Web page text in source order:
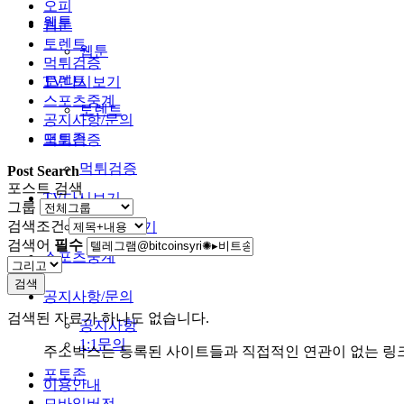
웹툰
웹툰
토렌트
토렌트
먹튀검증
먹튀검증
TV다시보기
TV다시보기
스포츠중계
공지사항/문의
공지사항
1:1문의
포토존
오피
웹툰
토렌트
먹튀검증
TV다시보기
스포츠중계
공지사항/문의
포토존
Post Search
포스트 검색
그룹
검색조건
검색어 필수
검색
검색된 자료가 하나도 없습니다.
주소박스는 등록된 사이트들과 직접적인 연관이 없는 링
이용안내